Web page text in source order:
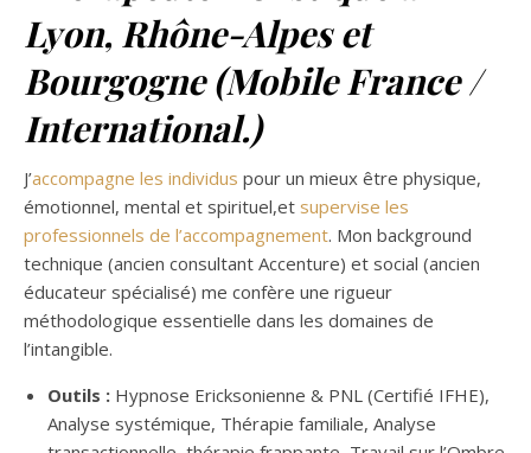
Lyon, Rhône-Alpes et
Bourgogne (Mobile France /
International.)
J’accompagne les individus pour un mieux être physique,
émotionnel, mental et spirituel,et supervise les
professionnels de l’accompagnement. Mon background
technique (ancien consultant Accenture) et social (ancien
éducateur spécialisé) me confère une rigueur
méthodologique essentielle dans les domaines de
l’intangible.
Outils : Hypnose Ericksonienne & PNL (Certifié IFHE),
Analyse systémique, Thérapie familiale, Analyse